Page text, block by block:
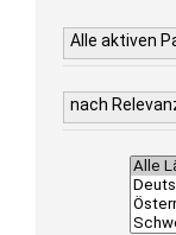
Alle aktiven
nach